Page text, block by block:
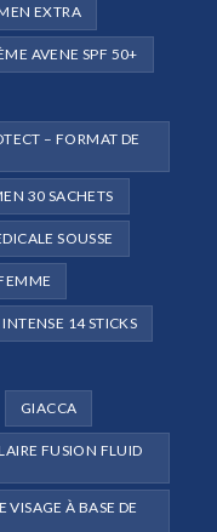
EXTRA
AVENE SPF 50+
– FORMAT DE
30 SACHETS
SOUSSE
14 STICKS
GIACCA
FUSION FLUID
VISAGE À BASE DE